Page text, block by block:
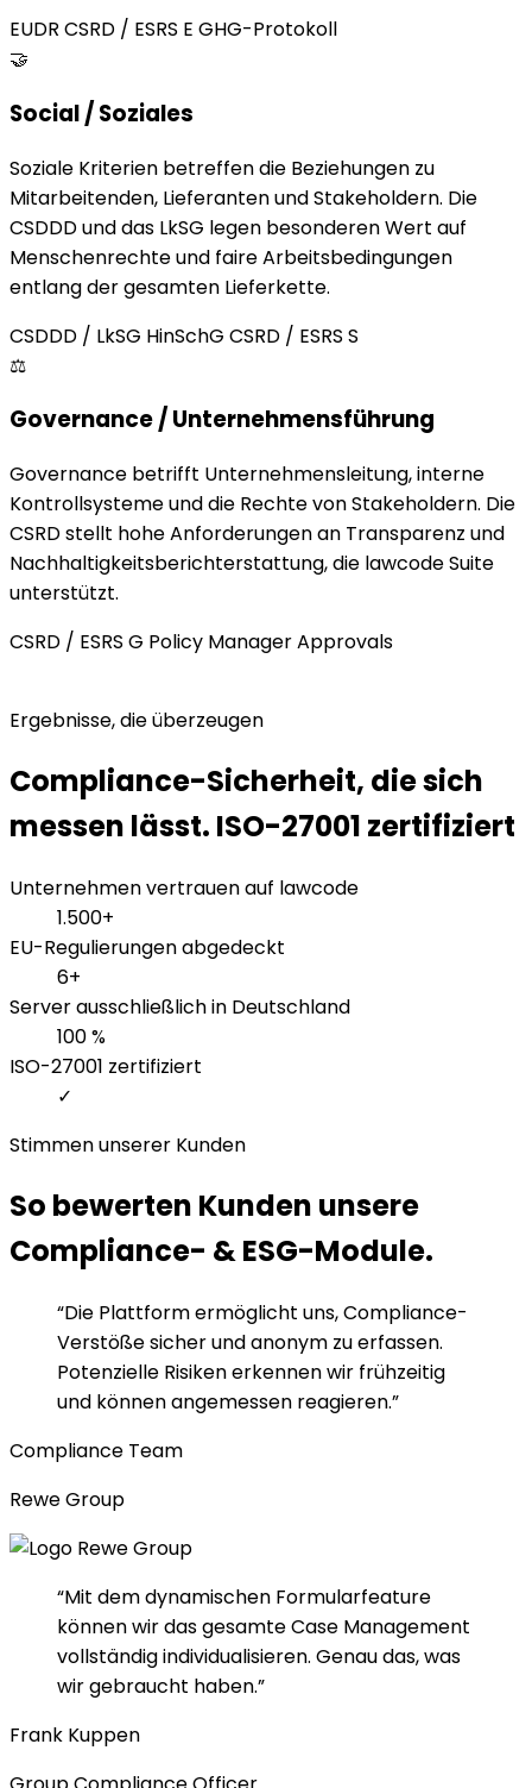
EUDR CSRD / ESRS E GHG-Protokoll
🤝
Social / Soziales
Soziale Kriterien betreffen die Beziehungen zu
Mitarbeitenden, Lieferanten und Stakeholdern. Die
CSDDD und das LkSG legen besonderen Wert auf
Menschenrechte und faire Arbeitsbedingungen
entlang der gesamten Lieferkette.
CSDDD / LkSG HinSchG CSRD / ESRS S
⚖️
Governance / Unternehmensführung
Governance betrifft Unternehmensleitung, interne
Kontrollsysteme und die Rechte von Stakeholdern. Die
CSRD stellt hohe Anforderungen an Transparenz und
Nachhaltigkeitsberichterstattung, die lawcode Suite
unterstützt.
CSRD / ESRS G Policy ManagerApprovals
Ergebnisse, die überzeugen
Compliance-Sicherheit, die sich
messen lässt. ISO-27001 zertifiziert
Unternehmen vertrauen auf lawcode
1.500+
EU-Regulierungen abgedeckt
6+
Server ausschließlich in Deutschland
100 %
ISO-27001 zertifiziert
✓
Stimmen unserer Kunden
So bewerten Kunden unsere
Compliance- & ESG-Module.
“Die Plattform ermöglicht uns, Compliance-
Verstöße sicher und anonym zu erfassen.
Potenzielle Risiken erkennen wir frühzeitig
und können angemessen reagieren.”
Compliance Team
Rewe Group
“Mit dem dynamischen Formularfeature
können wir das gesamte Case Management
vollständig individualisieren. Genau das, was
wir gebraucht haben.”
Frank Kuppen